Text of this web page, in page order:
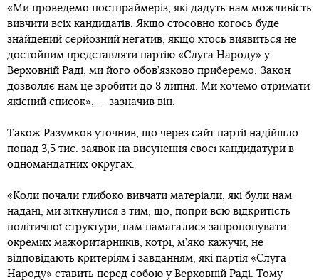
«Ми проведемо постпраймеріз, які дадуть нам можливість
вивчити всіх кандидатів. Якщо стосовно когось буде
знайдений серйозний негатив, якщо хтось виявиться не
достойним представляти партію «Слуга Народу» у
Верховній Раді, ми його обов’язково приберемо. Закон
дозволяє нам це зробити до 8 липня. Ми хочемо отримати
якісний список», — зазначив він.
Також Разумков уточнив, що через сайт партії надійшло
понад 3,5 тис. заявок на висунення своєї кандидатури в
одномандатних округах.
«Коли почали глибоко вивчати матеріали, які були нам
надані, ми зіткнулися з тим, що, попри всю відкритість
політичної структури, нам намагалися запропонувати
окремих мажоритарників, котрі, м’яко кажучи, не
відповідають критеріям і завданням, які партія «Слуга
Народу» ставить перед собою у Верховній Раді. Тому